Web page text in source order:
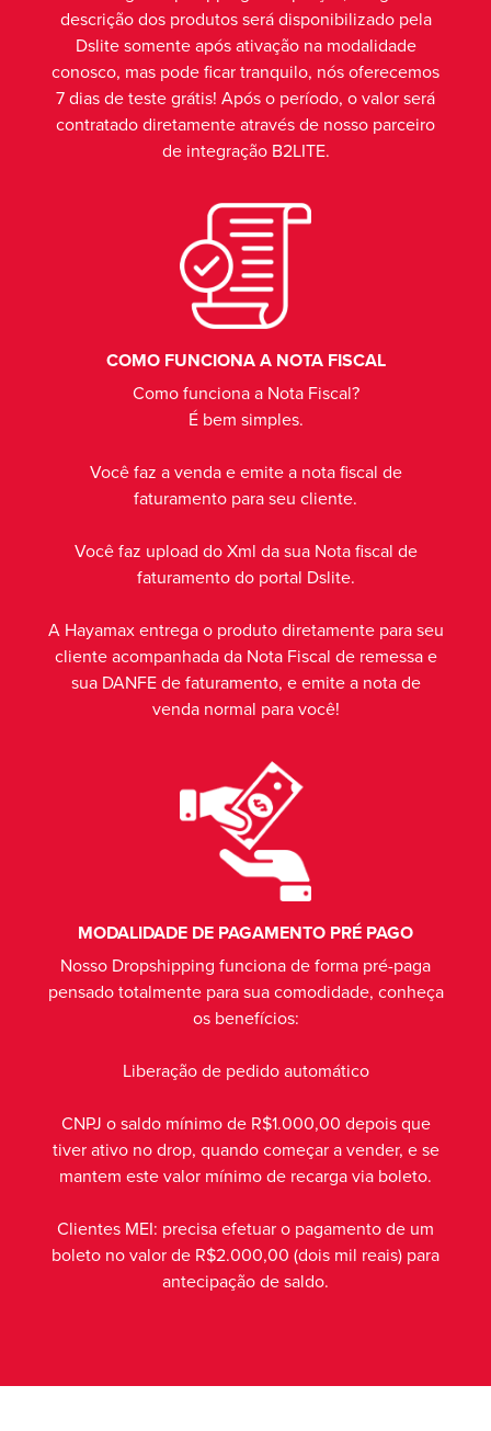
descrição dos produtos será disponibilizado pela
Dslite somente após ativação na modalidade
conosco, mas pode ficar tranquilo, nós oferecemos
7 dias de teste grátis! Após o período, o valor será
contratado diretamente através de nosso parceiro
de integração B2LITE.
COMO FUNCIONA A NOTA FISCAL
Como funciona a Nota Fiscal?
É bem simples.
Você faz a venda e emite a nota fiscal de
faturamento para seu cliente.
Você faz upload do Xml da sua Nota fiscal de
faturamento do portal Dslite.
A Hayamax entrega o produto diretamente para seu
cliente acompanhada da Nota Fiscal de remessa e
sua DANFE de faturamento, e emite a nota de
venda normal para você!
MODALIDADE DE PAGAMENTO PRÉ PAGO
Nosso Dropshipping funciona de forma pré-paga
pensado totalmente para sua comodidade, conheça
os benefícios:
Liberação de pedido automático
CNPJ o saldo mínimo de R$1.000,00 depois que
tiver ativo no drop, quando começar a vender, e se
mantem este valor mínimo de recarga via boleto.
Clientes MEI: precisa efetuar o pagamento de um
boleto no valor de R$2.000,00 (dois mil reais) para
antecipação de saldo.